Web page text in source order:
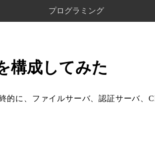
プログラミング
構成してみた
的に、ファイルサーバ、認証サーバ、